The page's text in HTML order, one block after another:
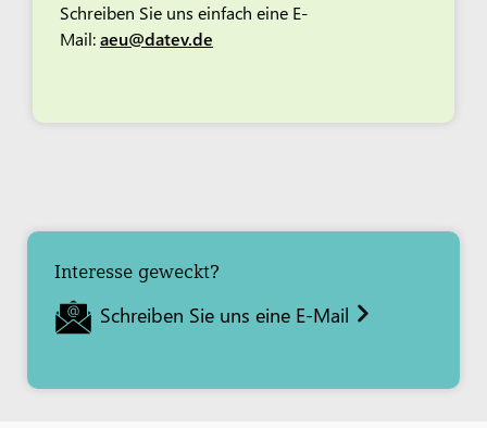
Schreiben Sie uns einfach eine E-
Mail:aeu@datev.de
Interesse geweckt?
Schreiben Sie uns eine E-Mail